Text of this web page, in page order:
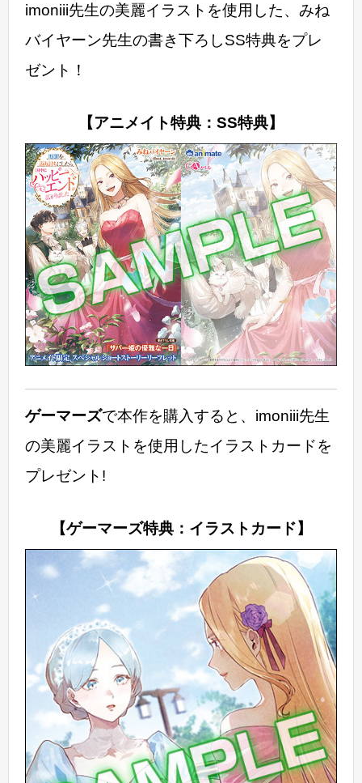
imoniii先生の美麗イラストを使用した、みね
バイヤーン先生の書き下ろしSS特典をプレ
ゼント！
【アニメイト特典：SS特典】
ゲーマーズで本作を購入すると、imoniii先生
の美麗イラストを使用したイラストカードを
プレゼント!
【ゲーマーズ特典：イラストカード】